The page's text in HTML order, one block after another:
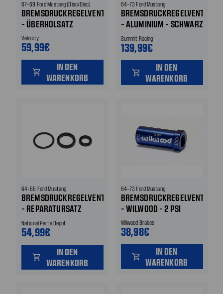
67-69 Ford Mustang (Disc/Disc)
BREMSDRUCKREGELVENTIL
- ÜBERHOLSATZ
Velocity
59,99€
shopping_cart
IN DEN
WARENKORB
64-73 Ford Mustang
BREMSDRUCKREGELVENTIL
- ALUMINIUM - SCHWARZ
- EINSTELLBAR - INKL.
BREMSDRUCKWARNSCHALTER
Summit Racing
139,99€
shopping_cart
IN DEN
WARENKORB
64-66 Ford Mustang
BREMSDRUCKREGELVENTIL
- REPARATURSATZ
VENTIL SPÄTES MODEL
National Parts Depot
54,99€
shopping_cart
IN DEN
WARENKORB
64-73 Ford Mustang
BREMSDRUCKREGELVENTIL
- WILWOOD - 2 PSI
Wilwood Brakes
38,98€
shopping_cart
IN DEN
WARENKORB